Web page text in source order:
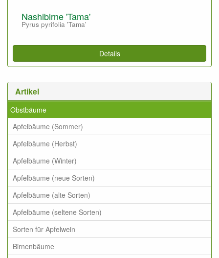
Artikel
Obstbäume
Apfelbäume (Sommer)
Apfelbäume (Herbst)
Apfelbäume (Winter)
Apfelbäume (neue Sorten)
Apfelbäume (alte Sorten)
Apfelbäume (seltene Sorten)
Sorten für Apfelwein
Birnenbäume
Nashibirne 'Tama'
Pyrus pyrifolia 'Tama'
Details